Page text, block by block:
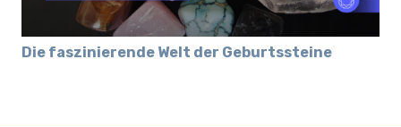
Die faszinierende Welt der Geburtssteine